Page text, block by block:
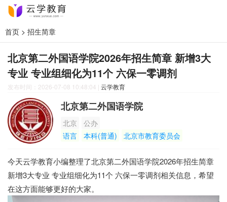
首页 > 招生简章
北京第二外国语学院2026年招生简章 新增3大
专业 专业组细化为11个 六保一零调剂
发布时间：2026-07-08 10:48:04 | 云学教育
北京第二外国语学院
北京
公办
语言
本科(普通) 北京市教育委员会
今天云学教育小编整理了北京第二外国语学院2026年招生简章
新增3大专业 专业组细化为11个 六保一零调剂相关信息，希望
在这方面能够更好的大家。